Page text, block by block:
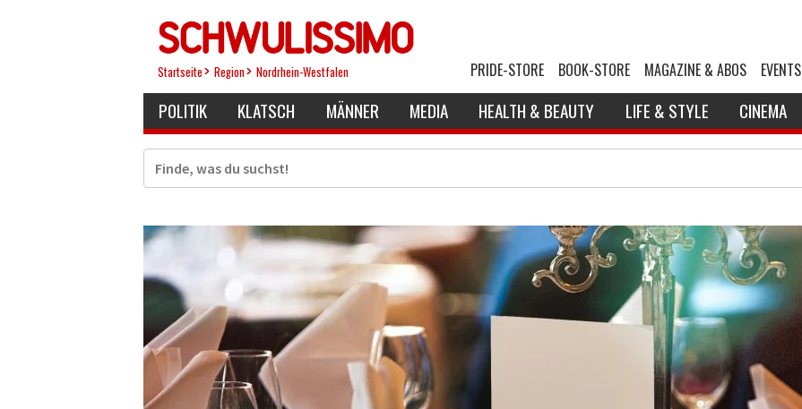
Startseite Region Nordrhein-Westfalen PRIDE-STORE BOOK-STORE MAGAZINE & ABOS EVENTS
POLITIK KLATSCH MÄNNER MEDIA HEALTH & BEAUTY LIFE & STYLE CINEMA
Suche